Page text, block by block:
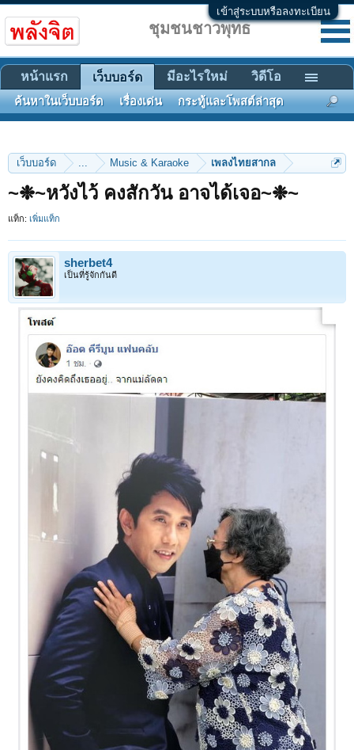
เข้าสู่ระบบหรือลงทะเบียน
เว็บบอร์ด ... Music & Karaoke เพลงไทยสากล
~❉~หวังไว้ คงสักวัน อาจได้เจอ~❉~
แท็ก: เพิ่มแท็ก
sherbet4
เป็นที่รู้จักกันดี
ชุมชนชาวพุทธ
หน้าแรก เว็บบอร์ด
ค้นหาในเว็บบอร์ด เรื่องเด่น กระทู้และโพสต์ล่าสุด
มีอะไรใหม่ วิดีโอ